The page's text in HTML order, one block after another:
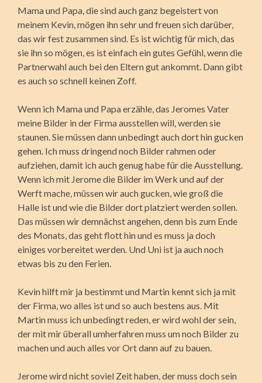
Mama und Papa, die sind auch ganz begeistert von
meinem Kevin, mögen ihn sehr und freuen sich darüber,
das wir fest zusammen sind. Es ist wichtig für mich, das
sie ihn so mögen, es ist einfach ein gutes Gefühl, wenn die
Partnerwahl auch bei den Eltern gut ankommt. Dann gibt
es auch so schnell keinen Zoff.
Wenn ich Mama und Papa erzähle, das Jeromes Vater
meine Bilder in der Firma ausstellen will, werden sie
staunen. Sie müssen dann unbedingt auch dort hin gucken
gehen. Ich muss dringend noch Bilder rahmen oder
aufziehen, damit ich auch genug habe für die Ausstellung.
Wenn ich mit Jerome die Bilder im Werk und auf der
Werft mache, müssen wir auch gucken, wie groß die
Halle ist und wie die Bilder dort platziert werden sollen.
Das müssen wir demnächst angehen, denn bis zum Ende
des Monats, das geht flott hin und es muss ja doch
einiges vorbereitet werden. Und Uni ist ja auch noch
etwas bis zu den Ferien.
Kevin hilft mir ja bestimmt und Martin kennt sich ja mit
der Firma, wo alles ist und so auch bestens aus. Mit
Martin muss ich unbedingt reden, er wird wohl der sein,
der mit mir überall umherfahren muss um noch Bilder zu
machen und auch alles vor Ort dann auf zu bauen.
Jerome wird nicht soviel Zeit haben, der muss doch sein